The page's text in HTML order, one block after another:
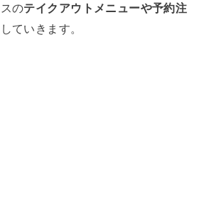
のテイクアウトメニューや予約注
ていきます。